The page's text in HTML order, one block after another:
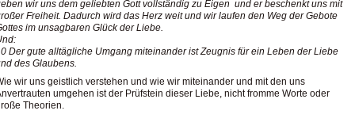
wir uns dem geliebten Gott vollständig zu Eigen und er beschenkt uns mit
Freiheit. Dadurch wird das Herz weit und wir laufen den Weg der Gebote
im unsagbaren Glück der Liebe.
Der gute alltägliche Umgang miteinander ist Zeugnis für ein Leben der Liebe
des Glaubens.
wir uns geistlich verstehen und wie wir miteinander und mit den uns
umgehen ist der Prüfstein dieser Liebe, nicht fromme Worte oder
Theorien.